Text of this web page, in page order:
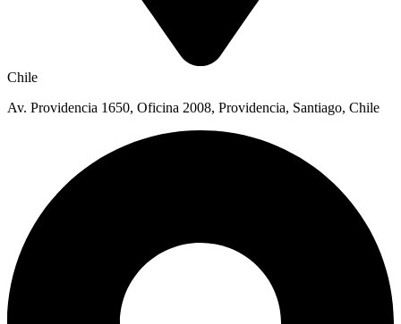
Chile
Av. Providencia 1650, Oficina 2008, Providencia, Santiago, Chile